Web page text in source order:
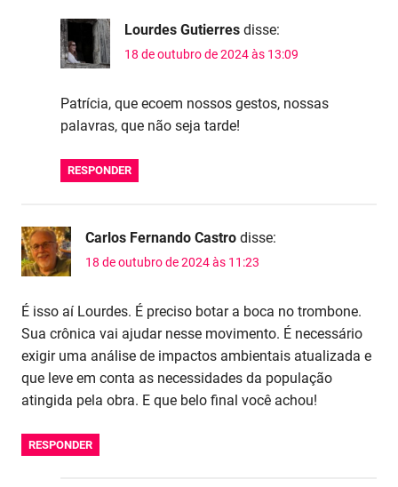
Lourdes Gutierres disse:
18 de outubro de 2024 às 13:09
Patrícia, que ecoem nossos gestos, nossas
palavras, que não seja tarde!
RESPONDER
Carlos Fernando Castro disse:
18 de outubro de 2024 às 11:23
É isso aí Lourdes. É preciso botar a boca no trombone.
Sua crônica vai ajudar nesse movimento. É necessário
exigir uma análise de impactos ambientais atualizada e
que leve em conta as necessidades da população
atingida pela obra. E que belo final você achou!
RESPONDER